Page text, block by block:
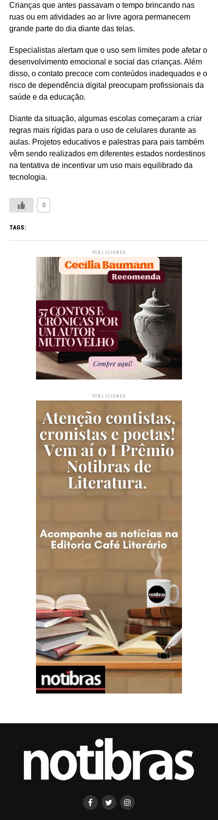
Crianças que antes passavam o tempo brincando nas
ruas ou em atividades ao ar livre agora permanecem
grande parte do dia diante das telas.
Especialistas alertam que o uso sem limites pode afetar o
desenvolvimento emocional e social das crianças. Além
disso, o contato precoce com conteúdos inadequados e o
risco de dependência digital preocupam profissionais da
saúde e da educação.
Diante da situação, algumas escolas começaram a criar
regras mais rígidas para o uso de celulares durante as
aulas. Projetos educativos e palestras para pais também
vêm sendo realizados em diferentes estados nordestinos
na tentativa de incentivar um uso mais equilibrado da
tecnologia.
0
TAGS:
PUBLICIDADE
PUBLICIDADE